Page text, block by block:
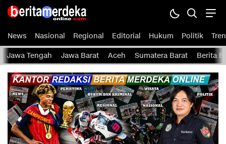
News Nasional Regional Editorial Hukum Politik Tren
Jawa Tengah Jawa Barat Aceh Sumatera Barat Berita